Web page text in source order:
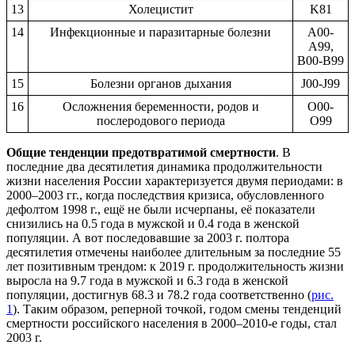
13
Холецистит
K81
14
Инфекционные и паразитарные болезни
A00-
A99,
B00-B99
15
Болезни органов дыхания
J00-J99
16
Осложнения беременности, родов и
послеродового периода
O00-
O99
Общие тенденции предотвратимой смертности. В
последние два десятилетия динамика продолжительности
жизни населения России характеризуется двумя периодами: в
2000–2003 гг., когда последствия кризиса, обусловленного
дефолтом 1998 г., ещё не были исчерпаны, её показатели
снизились на 0.5 года в мужской и 0.4 года в женской
популяции. А вот последовавшие за 2003 г. полтора
десятилетия отмечены наиболее длительным за последние 55
лет позитивным трендом: к 2019 г. продолжительность жизни
выросла на 9.7 года в мужской и 6.3 года в женской
популяции, достигнув 68.3 и 78.2 года соответственно (рис.
1). Таким образом, реперной точкой, годом смены тенденций
смертности российского населения в 2000–2010-е годы, стал
2003 г.